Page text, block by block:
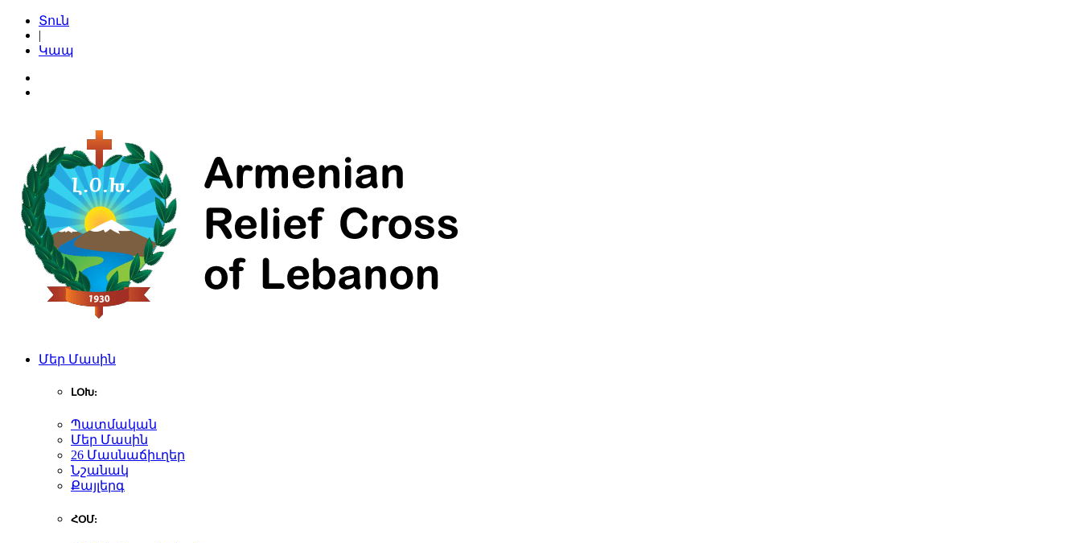
Տուն
|
Կապ
Մեր Մասին
ԼՕԽ:
Պատմական
Մեր Մասին
26 Մասնաճիւղեր
Նշանակ
Քայլերգ
ՀՕՄ: